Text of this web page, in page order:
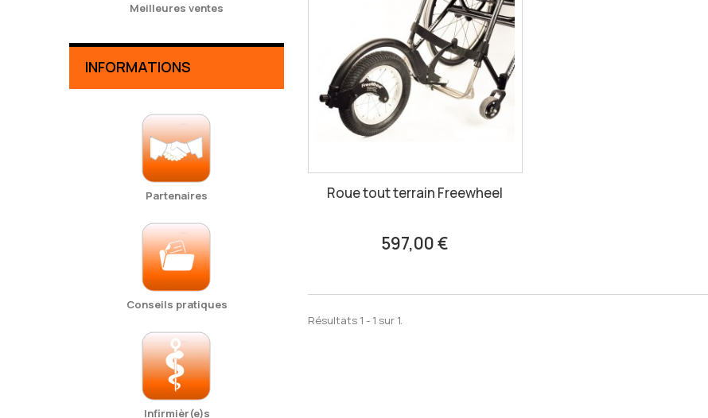
Meilleures ventes
INFORMATIONS
Partenaires
Conseils pratiques
Infirmièr(e)s
Roue tout terrain Freewheel
597,00 €
Résultats 1 - 1 sur 1.